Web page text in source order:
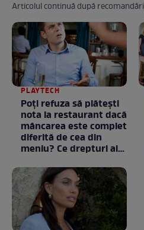
Articolul continuă după recomandări
PLAYTECH
Poți refuza să plătești
nota la restaurant dacă
mâncarea este complet
diferită de cea din
meniu? Ce drepturi ai